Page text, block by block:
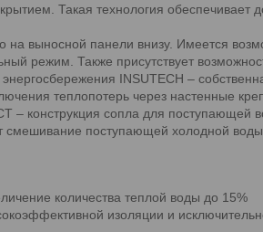
Такая технология
выносной панели внизу. Имеется
режим. Также присутствует
INSUTECH –
теплопотерь через настенные
– конструкция сопла для
поступающей холодной
количества теплой воды до 15%
изоляции и